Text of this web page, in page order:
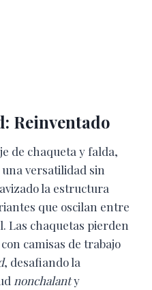
Reinventado
de chaqueta y falda,
versatilidad sin
la estructura
que oscilan entre
Las chaquetas pierden
camisas de trabajo
, desafiando la
nonchalanty